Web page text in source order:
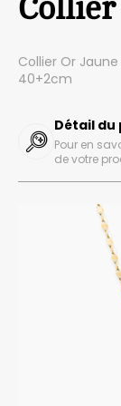
Collier
Collier Or
40+2cm
Détail
Pour en
de votre